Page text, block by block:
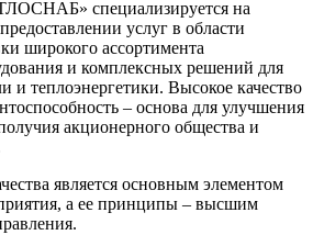
специализируется на
услуг в области
широкого ассортимента
и комплексных решений для
и теплоэнергетики. Высокое качество
– основа для улучшения
акционерного общества и
является основным элементом
а ее принципы – высшим